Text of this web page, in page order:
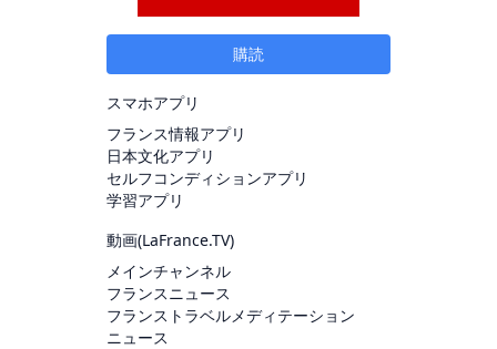
購読
スマホアプリ
フランス情報アプリ
日本文化アプリ
セルフコンディションアプリ
学習アプリ
動画(LaFrance.TV)
メインチャンネル
フランスニュース
フランストラベルメディテーション
ニュース